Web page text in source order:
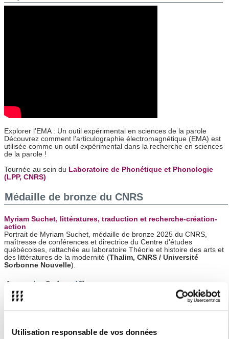
Utilisation responsable de vos données
Explorer l’EMA : Un outil expérimental en sciences de la parole
Découvrez comment l’articulographie électromagnétique (EMA) est
utilisée comme un outil expérimental dans la recherche en sciences
de la parole !
Tournée au sein du Laboratoire de Phonétique et Phonologie
(LPP, CNRS)
Médaille de bronze du CNRS
Myriam Suchet, littératures, traduction et recherche-création-
action
Portrait de Myriam Suchet, médaille de bronze 2025 du CNRS,
maîtresse de conférences et directrice du Centre d'études
québécoises, rattachée au laboratoire Théorie et histoire des arts et
des littératures de la modernité (Thalim, CNRS / Université
Sorbonne Nouvelle).
Agenda Scientifique
Écritures performatives contemporaines Programme 2026
Sortir de Terre - Exposition photographique